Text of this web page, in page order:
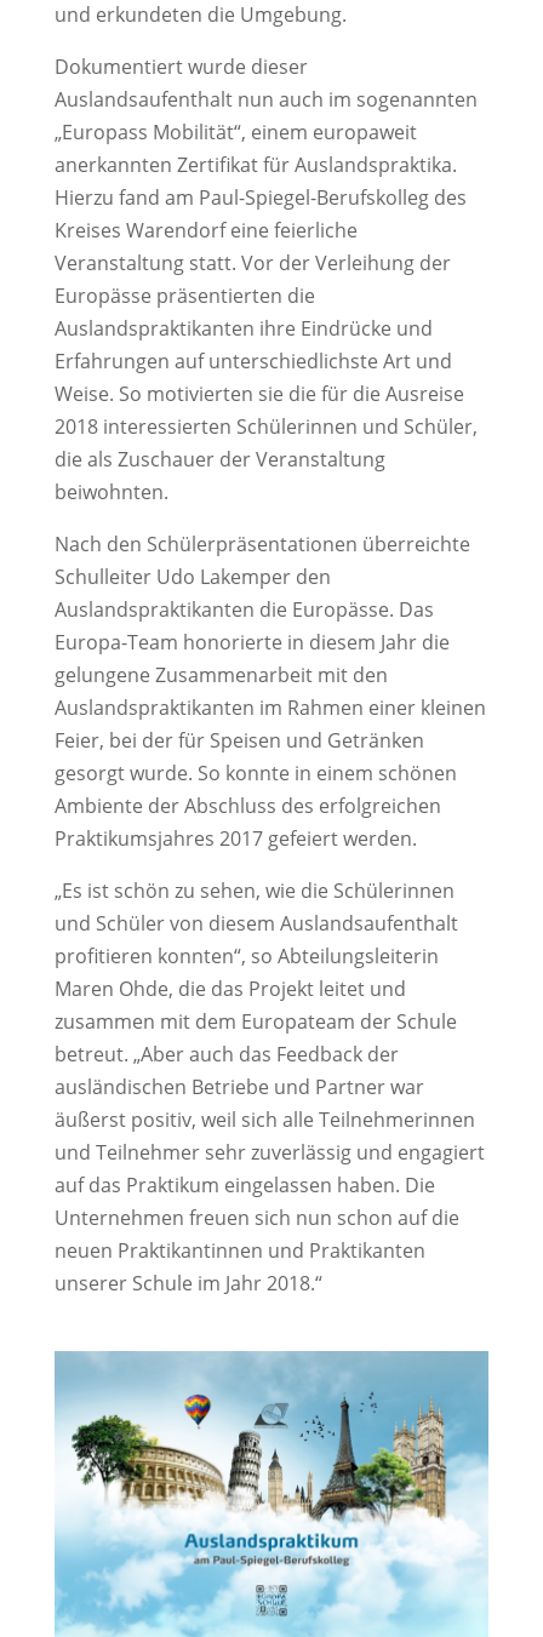
und erkundeten die Umgebung.
Dokumentiert wurde dieser
Auslandsaufenthalt nun auch im sogenannten
„Europass Mobilität“, einem europaweit
anerkannten Zertifikat für Auslandspraktika.
Hierzu fand am Paul-Spiegel-Berufskolleg des
Kreises Warendorf eine feierliche
Veranstaltung statt. Vor der Verleihung der
Europässe präsentierten die
Auslandspraktikanten ihre Eindrücke und
Erfahrungen auf unterschiedlichste Art und
Weise. So motivierten sie die für die Ausreise
2018 interessierten Schülerinnen und Schüler,
die als Zuschauer der Veranstaltung
beiwohnten.
Nach den Schülerpräsentationen überreichte
Schulleiter Udo Lakemper den
Auslandspraktikanten die Europässe. Das
Europa-Team honorierte in diesem Jahr die
gelungene Zusammenarbeit mit den
Auslandspraktikanten im Rahmen einer kleinen
Feier, bei der für Speisen und Getränken
gesorgt wurde. So konnte in einem schönen
Ambiente der Abschluss des erfolgreichen
Praktikumsjahres 2017 gefeiert werden.
„Es ist schön zu sehen, wie die Schülerinnen
und Schüler von diesem Auslandsaufenthalt
profitieren konnten“, so Abteilungsleiterin
Maren Ohde, die das Projekt leitet und
zusammen mit dem Europateam der Schule
betreut. „Aber auch das Feedback der
ausländischen Betriebe und Partner war
äußerst positiv, weil sich alle Teilnehmerinnen
und Teilnehmer sehr zuverlässig und engagiert
auf das Praktikum eingelassen haben. Die
Unternehmen freuen sich nun schon auf die
neuen Praktikantinnen und Praktikanten
unserer Schule im Jahr 2018.“